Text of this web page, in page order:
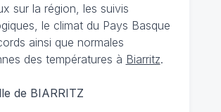
sur la région, les suivis
le climat du Pays Basque
ainsi que normales
des températures à Biarritz.
de BIARRITZ